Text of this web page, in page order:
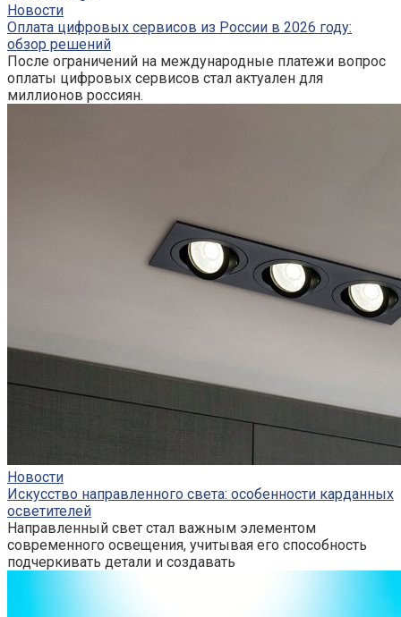
Новости
Оплата цифровых сервисов из России в 2026 году:
обзор решений
После ограничений на международные платежи вопрос
оплаты цифровых сервисов стал актуален для
миллионов россиян.
Новости
Искусство направленного света: особенности карданных
осветителей
Направленный свет стал важным элементом
современного освещения, учитывая его способность
подчеркивать детали и создавать